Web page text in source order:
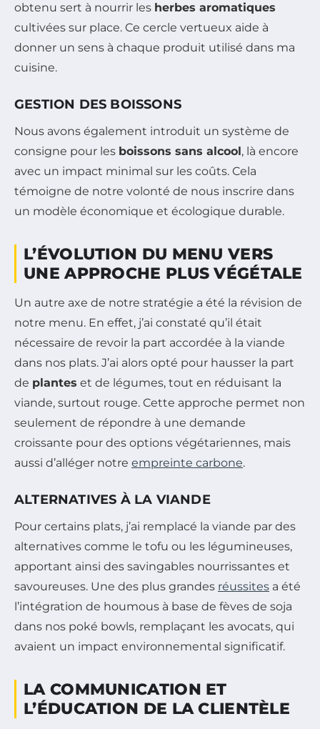
obtenu sert à nourrir les herbes aromatiques
cultivées sur place. Ce cercle vertueux aide à
donner un sens à chaque produit utilisé dans ma
cuisine.
GESTION DES BOISSONS
Nous avons également introduit un système de
consigne pour les boissons sans alcool , là encore
avec un impact minimal sur les coûts. Cela
témoigne de notre volonté de nous inscrire dans
un modèle économique et écologique durable.
L’ÉVOLUTION DU MENU VERS
UNE APPROCHE PLUS VÉGÉTALE
Un autre axe de notre stratégie a été la révision de
notre menu. En effet, j’ai constaté qu’il était
nécessaire de revoir la part accordée à la viande
dans nos plats. J’ai alors opté pour hausser la part
de plantes et de légumes, tout en réduisant la
viande, surtout rouge. Cette approche permet non
seulement de répondre à une demande
croissante pour des options végétariennes, mais
aussi d’alléger notre empreinte carbone.
ALTERNATIVES À LA VIANDE
Pour certains plats, j’ai remplacé la viande par des
alternatives comme le tofu ou les légumineuses,
apportant ainsi des savingables nourrissantes et
savoureuses. Une des plus grandes réussites a été
l’intégration de houmous à base de fèves de soja
dans nos poké bowls, remplaçant les avocats, qui
avaient un impact environnemental significatif.
LA COMMUNICATION ET
L’ÉDUCATION DE LA CLIENTÈLE